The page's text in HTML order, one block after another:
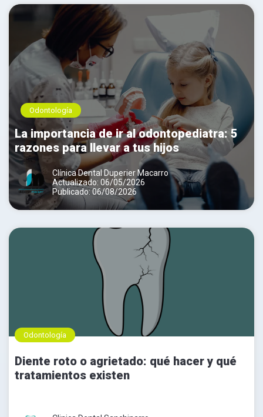
Odontología
La importancia de ir al odontopediatra: 5
razones para llevar a tus hijos
Clínica Dental Duperier Macarro
Actualizado: 06/05/2026
Publicado: 06/08/2026
Odontología
Diente roto o agrietado: qué hacer y qué
tratamientos existen